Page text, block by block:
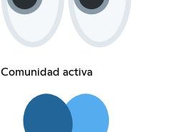
Comunidad activa